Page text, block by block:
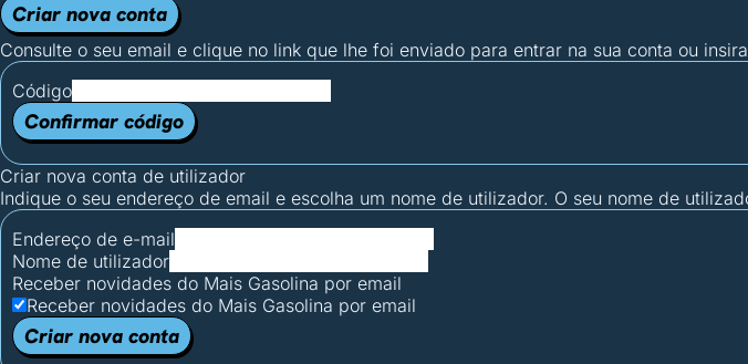
Criar nova conta
Consulte o seu email e clique no link que lhe foi enviado para entrar na sua conta ou
Código
Confirmar código
Criar nova conta de utilizador
Indique o seu endereço de email e escolha um nome de utilizador. O seu nome de
Endereço de e-mail
Nome de utilizador
Receber novidades do Mais Gasolina por email
Receber novidades do Mais Gasolina por email
Criar nova conta